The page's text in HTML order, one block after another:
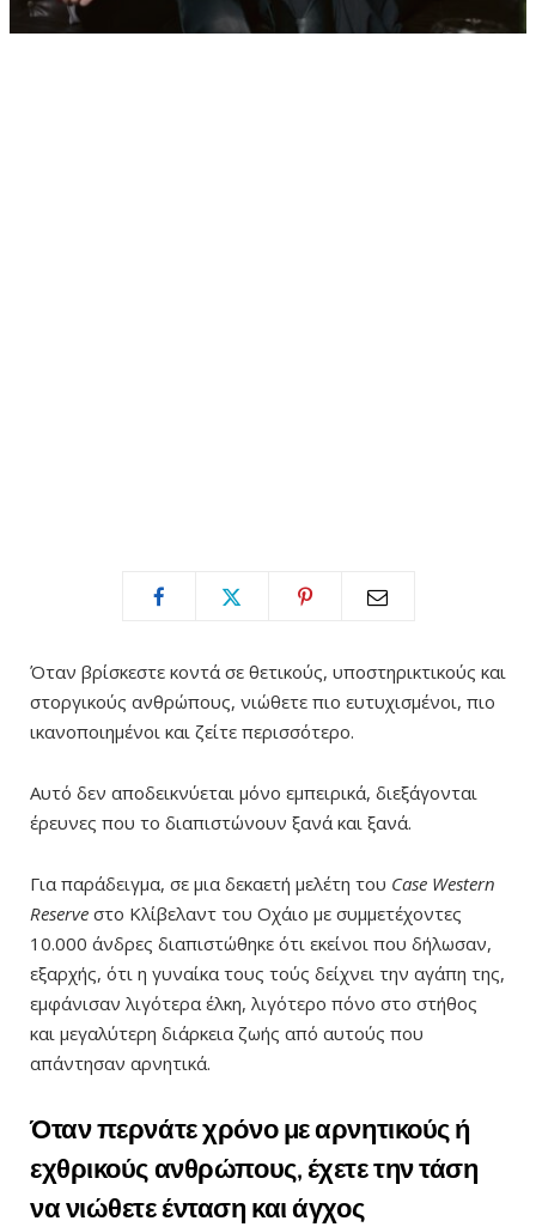
Όταν βρίσκεστε κοντά σε θετικούς, υποστηρικτικούς και
στοργικούς ανθρώπους, νιώθετε πιο ευτυχισμένοι, πιο
ικανοποιημένοι και ζείτε περισσότερο.
Αυτό δεν αποδεικνύεται μόνο εμπειρικά, διεξάγονται
έρευνες που το διαπιστώνουν ξανά και ξανά.
Για παράδειγμα, σε μια δεκαετή μελέτη του Case Western
Reserve στο Κλίβελαντ του Οχάιο με συμμετέχοντες
10.000 άνδρες διαπιστώθηκε ότι εκείνοι που δήλωσαν,
εξαρχής, ότι η γυναίκα τους τούς δείχνει την αγάπη της,
εμφάνισαν λιγότερα έλκη, λιγότερο πόνο στο στήθος
και μεγαλύτερη διάρκεια ζωής από αυτούς που
απάντησαν αρνητικά.
Όταν περνάτε χρόνο με αρνητικούς ή
εχθρικούς ανθρώπους, έχετε την τάση
να νιώθετε ένταση και άγχος